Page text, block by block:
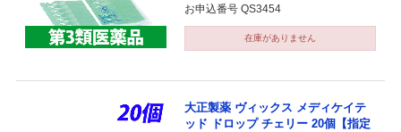
お申込番号 QS3454
在庫がありません
大正製薬 ヴィックス メディケイテ
ッド ドロップ チェリー 20個【指定